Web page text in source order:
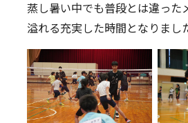
蒸し暑い中でも普段とは違った
溢れる充実した時間となりまし